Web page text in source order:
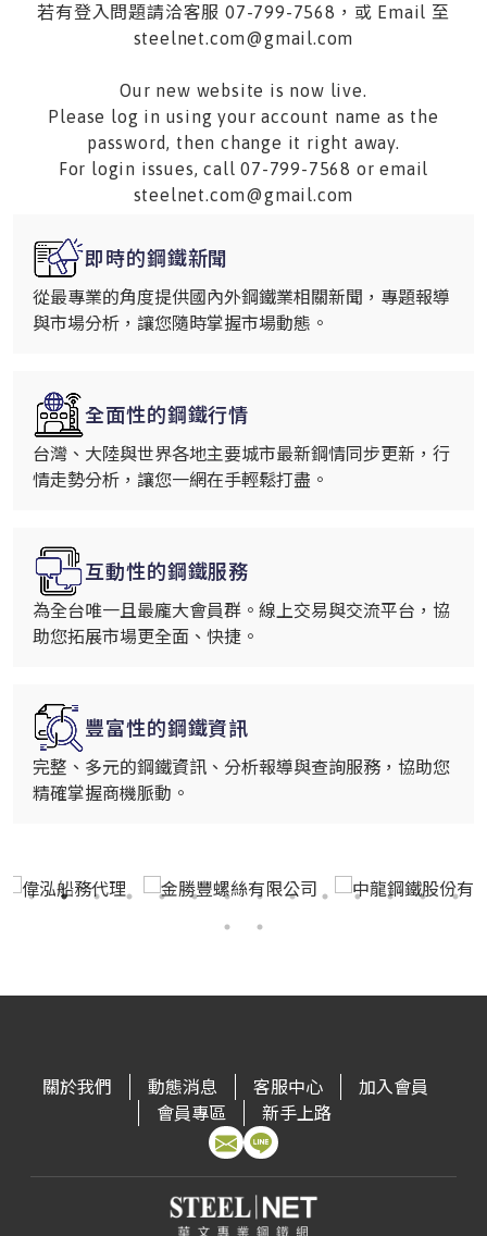
若有登入問題請洽客服 07-799-7568，或 Email 至
steelnet.com@gmail.com
Our new website is now live.
Please log in using your account name as the
password, then change it right away.
For login issues, call 07-799-7568 or email
steelnet.com@gmail.com
即時的鋼鐵新聞
從最專業的角度提供國內外鋼鐵業相關新聞，專題報導
與市場分析，讓您隨時掌握市場動態。
全面性的鋼鐵行情
台灣、大陸與世界各地主要城市最新鋼情同步更新，行
情走勢分析，讓您一網在手輕鬆打盡。
互動性的鋼鐵服務
為全台唯一且最龐大會員群。線上交易與交流平台，協
助您拓展市場更全面、快捷。
豐富性的鋼鐵資訊
完整、多元的鋼鐵資訊、分析報導與查詢服務，協助您
精確掌握商機脈動。
關於我們 動態消息 客服中心
加入會員
會員專區
新手上路